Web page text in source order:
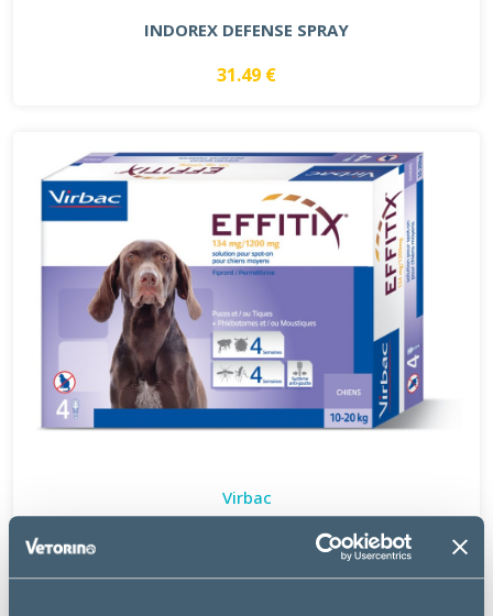
INDOREX DEFENSE SPRAY
31.49 €
Virbac
EFFITIX SPOT ON CHIEN MOYEN 10-20 KG
à partir de